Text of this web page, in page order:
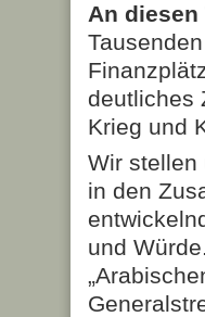
An
deutliches
Krieg und
Wir stellen
in den
und